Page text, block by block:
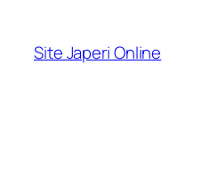
Site Japeri Online